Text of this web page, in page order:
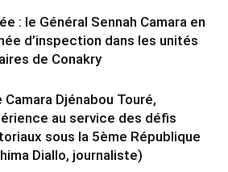
: le Général Sennah Camara en
d’inspection dans les unités
de Conakry
Camara Djénabou Touré,
au service des défis
sous la 5ème République
Diallo, journaliste)